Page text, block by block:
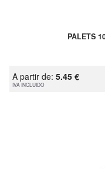
PALETS
A partir de: 5.45 €
IVA INCLUIDO